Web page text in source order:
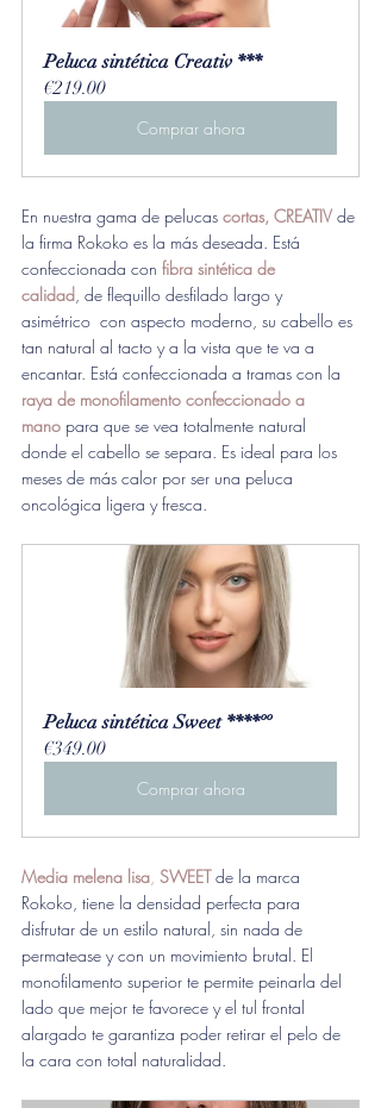
Peluca sintética Creativ ***
€219.00
Comprar ahora
En nuestra gama de pelucas cortas, CREATIV de
la firma Rokoko es la más deseada. Está
confeccionada con fibra sintética de
calidad, de flequillo desfilado largo y
asimétrico  con aspecto moderno, su cabello es
tan natural al tacto y a la vista que te va a
encantar. Está confeccionada a tramas con la
raya de monofilamento confeccionado a
mano para que se vea totalmente natural
donde el cabello se separa. Es ideal para los
meses de más calor por ser una peluca
oncológica ligera y fresca.
Peluca sintética Sweet ****ºº
€349.00
Comprar ahora
Media melena lisa, SWEET de la marca
Rokoko, tiene la densidad perfecta para
disfrutar de un estilo natural, sin nada de
permatease y con un movimiento brutal. El
monofilamento superior te permite peinarla del
lado que mejor te favorece y el tul frontal
alargado te garantiza poder retirar el pelo de
la cara con total naturalidad.